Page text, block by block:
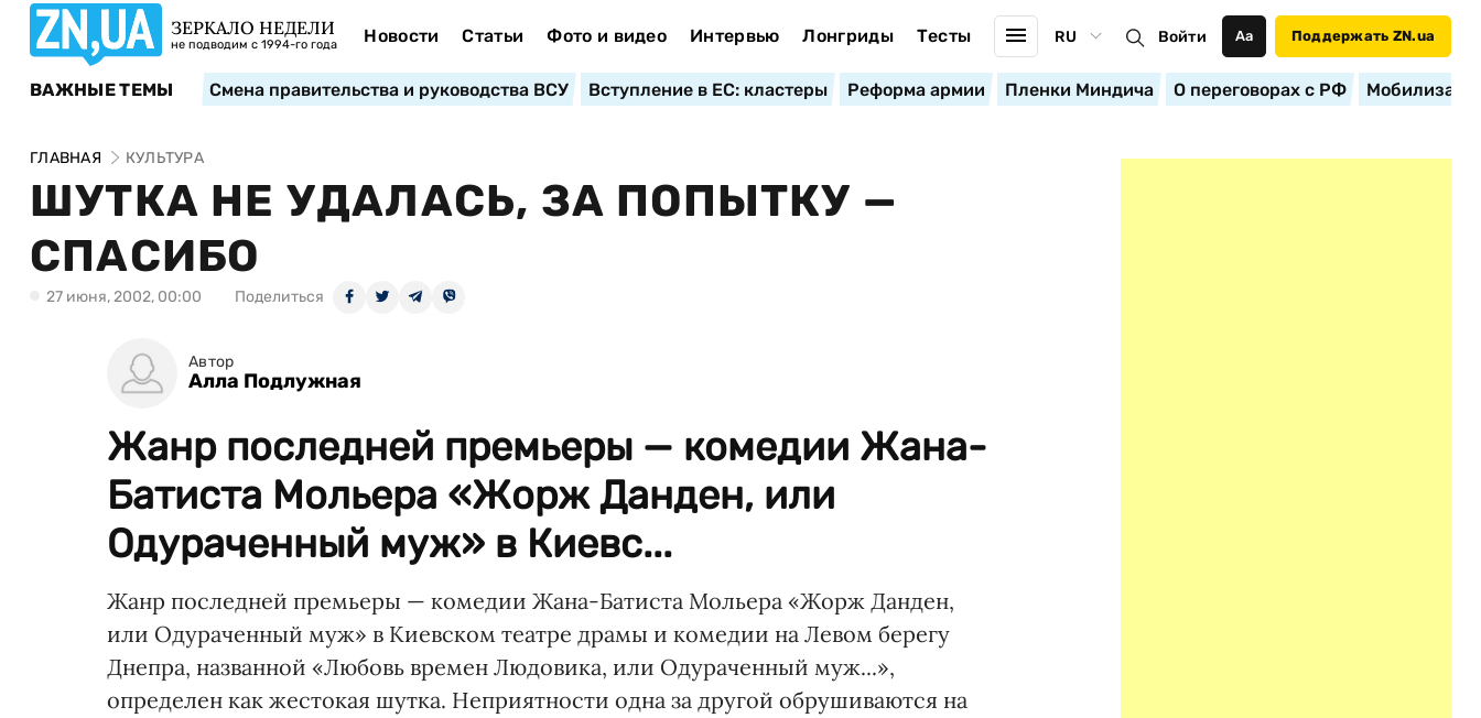
ЗЕРКАЛО НЕДЕЛИ
не подводим с 1994-го года Новости Статьи Фото и видео Интервью Лонгриды Тесты RU Войти Аа Поддержать ZN.ua
ВАЖНЫЕ ТЕМЫ Смена правительства и руководства ВСУ Вступление в ЕС: кластеры Реформа армии Пленки Миндича О переговорах с РФ
ГЛАВНАЯ КУЛЬТУРА
ШУТКА НЕ УДАЛАСЬ, ЗА ПОПЫТКУ —
СПАСИБО
27 июня, 2002, 00:00 Поделиться
Автор
Алла Подлужная
Жанр последней премьеры — комедии Жана-
Батиста Мольера «Жорж Данден, или
Одураченный муж» в Киевс...
Жанр последней премьеры — комедии Жана-Батиста Мольера «Жорж Данден,
или Одураченный муж» в Киевском театре драмы и комедии на Левом берегу
Днепра, названной «Любовь времен Людовика, или Одураченный муж...»,
определен как жестокая шутка. Неприятности одна за другой обрушиваются на